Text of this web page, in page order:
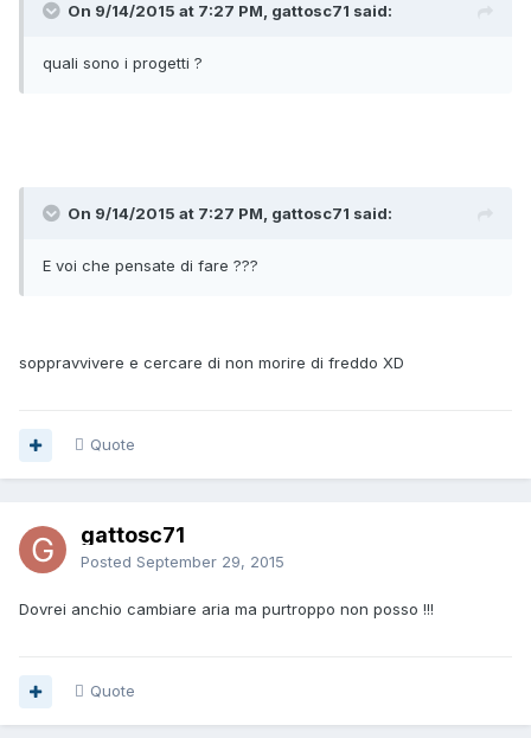
On 9/14/2015 at 7:27 PM, gattosc71 said:
quali sono i progetti ?
On 9/14/2015 at 7:27 PM, gattosc71 said:
E voi che pensate di fare ???
soppravvivere e cercare di non morire di freddo XD
Quote
gattosc71
Posted September 29, 2015
Dovrei anchio cambiare aria ma purtroppo non posso !!!
Quote